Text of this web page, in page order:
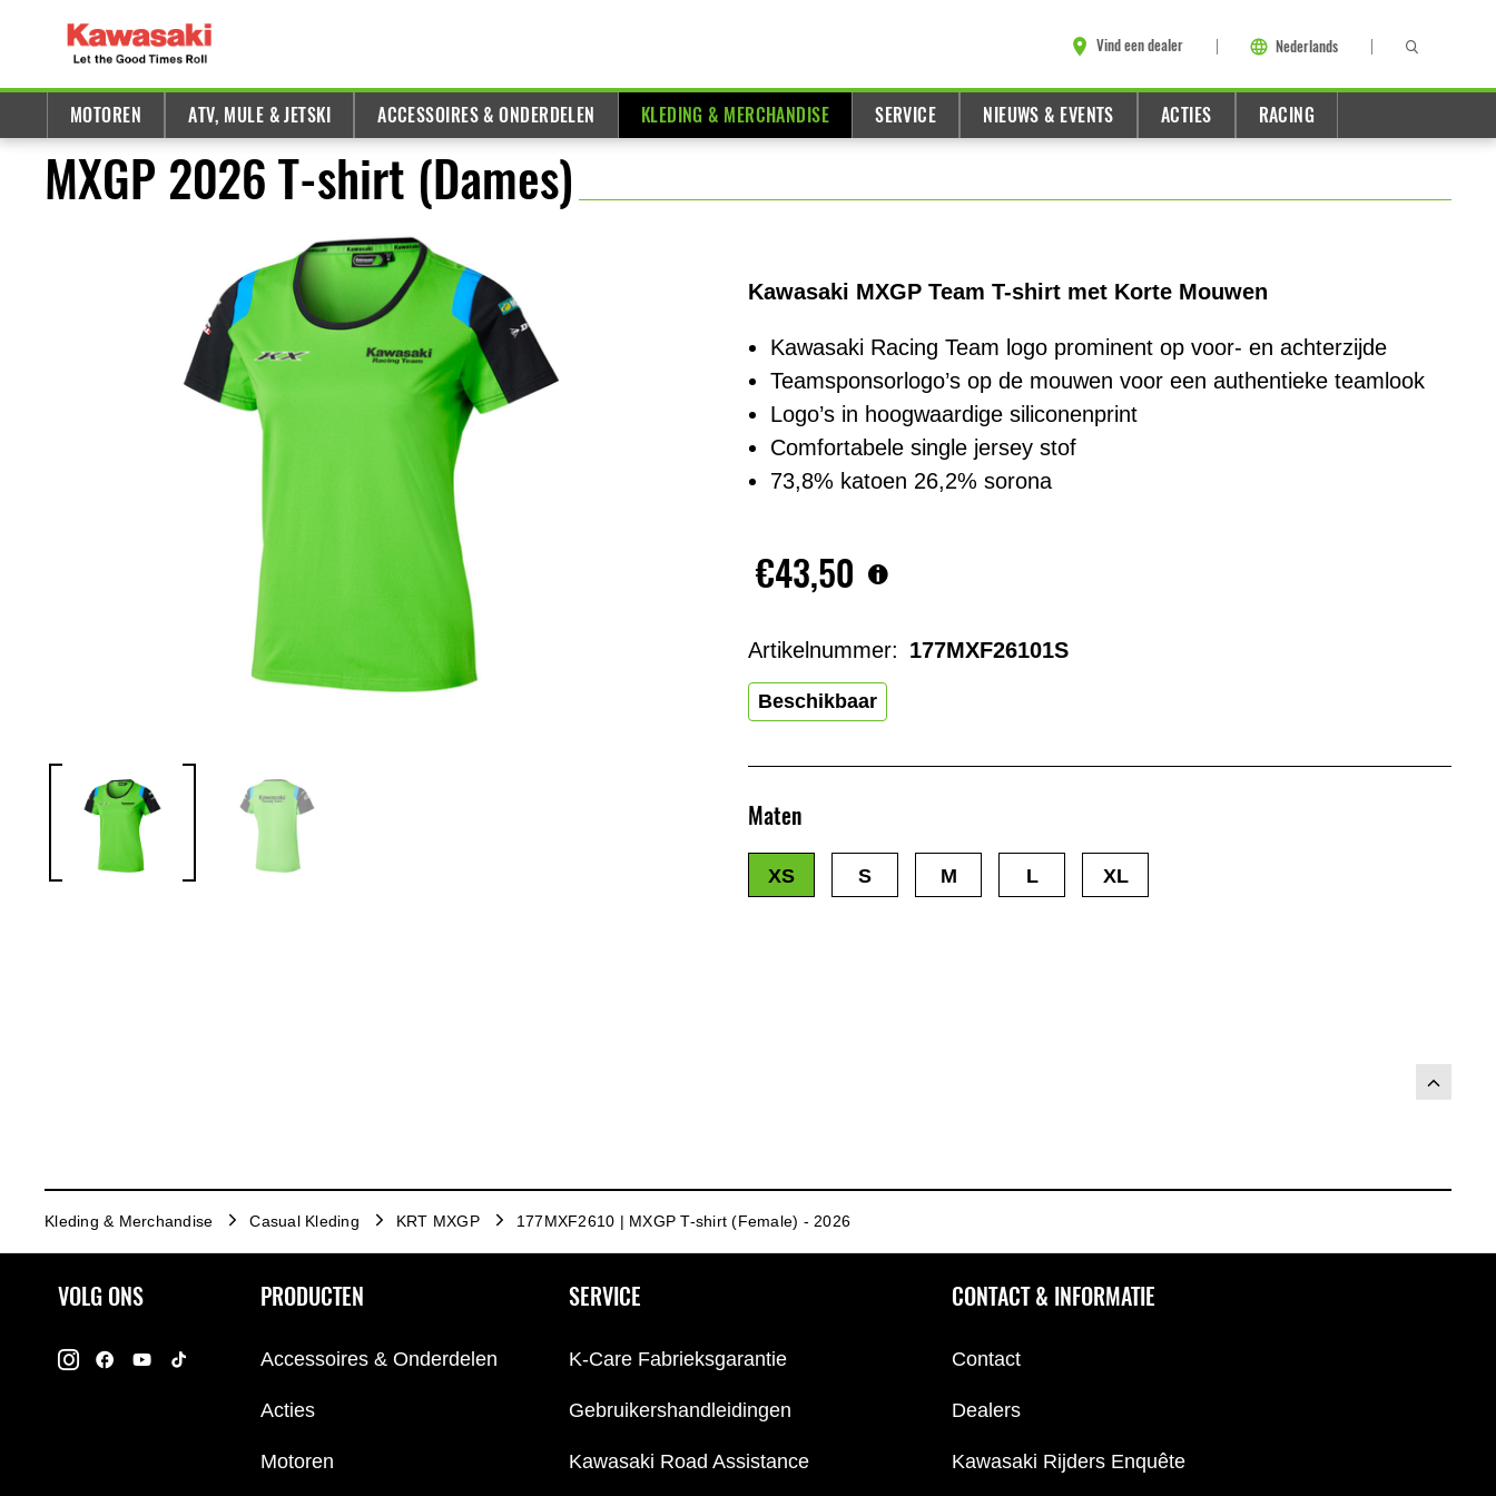
Vind een dealer Nederlands
MOTOREN ATV, MULE & JETSKI ACCESSOIRES & ONDERDELEN KLEDING & MERCHANDISE SERVICE NIEUWS & EVENTS ACTIES RACING
MXGP 2026 T-shirt (Dames)
Kawasaki MXGP Team T-shirt met Korte Mouwen
Kawasaki Racing Team logo prominent op voor- en achterzijde
Teamsponsorlogo’s op de mouwen voor een authentieke teamlook
Logo’s in hoogwaardige siliconenprint
Comfortabele single jersey stof
73,8% katoen 26,2% sorona
€43,50
Beschikbaar
Maten
XS S M L XL
Artikelnummer: 177MXF26101S
Kleding & Merchandise Casual Kleding KRT MXGP 177MXF2610 | MXGP T-shirt (Female) - 2026
VOLG ONS PRODUCTEN
Accessoires & Onderdelen
Acties
Motoren
SERVICE
K-Care Fabrieksgarantie
Gebruikershandleidingen
Kawasaki Road Assistance
CONTACT & INFORMATIE
Contact
Dealers
Kawasaki Rijders Enquête